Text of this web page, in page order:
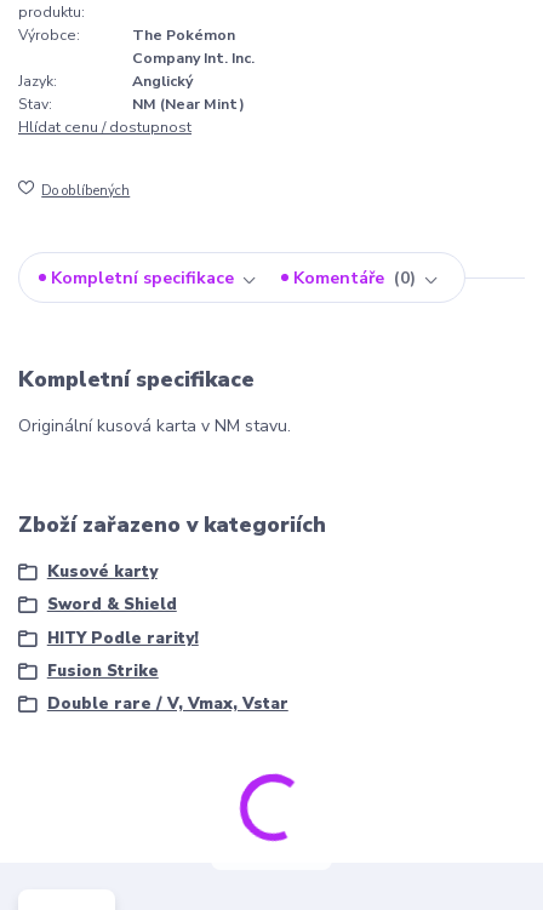
produktu:
Výrobce:
The Pokémon
Company Int. Inc.
Jazyk:
Anglický
Stav:
NM (Near Mint)
Hlídat cenu / dostupnost
Do oblíbených
Kompletní specifikace Komentáře 0
Kompletní specifikace
Originální kusová karta v NM stavu.
Zboží zařazeno v kategoriích
Kusové karty
Sword & Shield
HITY Podle rarity!
Fusion Strike
Double rare / V, Vmax, Vstar